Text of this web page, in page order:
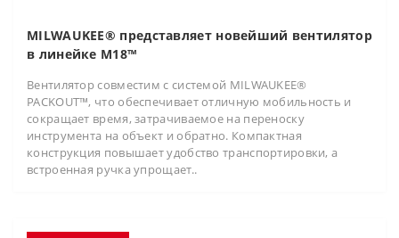
MILWAUKEE® представляет новейший вентилятор
в линейке M18™
Вентилятор совместим с системой MILWAUKEE®
PACKOUT™, что обеспечивает отличную мобильность и
сокращает время, затрачиваемое на переноску
инструмента на объект и обратно. Компактная
конструкция повышает удобство транспортировки, а
встроенная ручка упрощает..